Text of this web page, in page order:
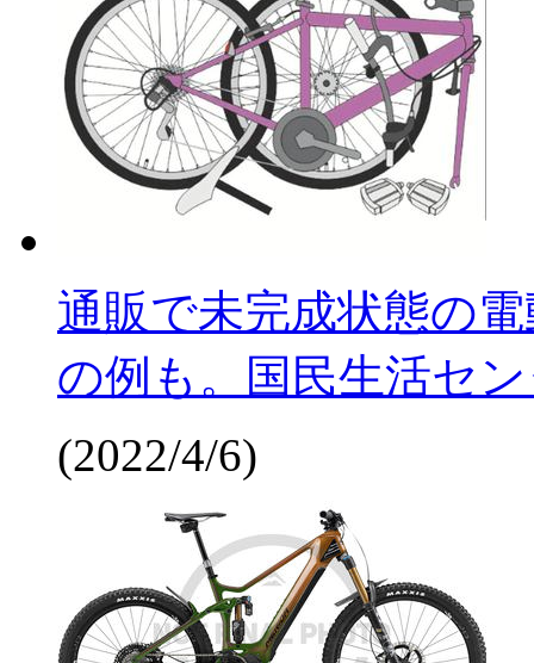
通販で未完成状態の
の例も。国民生活セ
(2022/4/6)